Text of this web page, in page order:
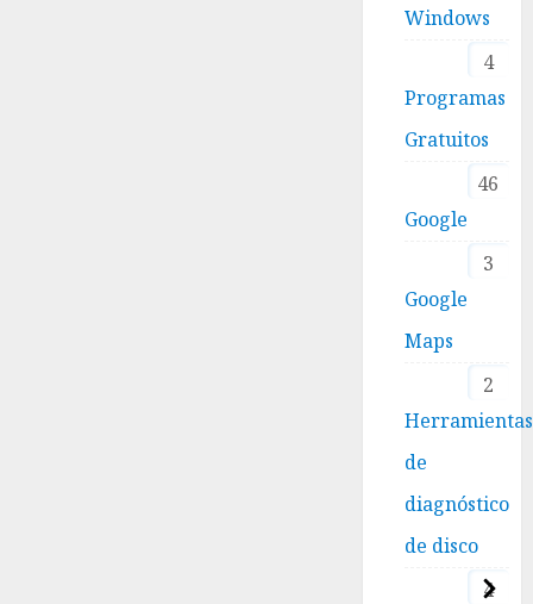
Windows
4
Programas
Gratuitos
46
Google
3
Google
Maps
2
Herramientas
de
diagnóstico
de disco
4